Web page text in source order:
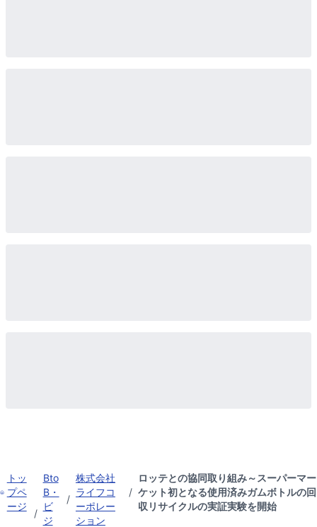
トッ
プペ
ージ
/
Bto
B・
ビ
ジ
/
株式会社
ライフコ
ーポレー
ション
/
ロッテとの協同取り組み～スーパーマー
ケット初となる使用済みガムボトルの回
収リサイクルの実証実験を開始